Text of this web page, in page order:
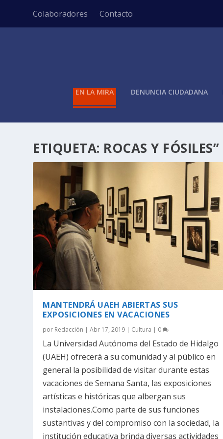
Colaboradores Contacto
EN LA MIRA DENUNCIA CIUDADANA
ETIQUETA: ROCAS Y FÓSILES”
MANTENDRÁ UAEH ABIERTAS SUS
EXPOSICIONES EN VACACIONES
por Redacción |Abr 17, 2019 | Cultura | 0
La Universidad Autónoma del Estado de Hidalgo
(UAEH) ofrecerá a su comunidad y al público en
general la posibilidad de visitar durante estas
vacaciones de Semana Santa, las exposiciones
artísticas e históricas que albergan sus
instalaciones.Como parte de sus funciones
sustantivas y del compromiso con la sociedad, la
institución educativa brinda diversas actividades